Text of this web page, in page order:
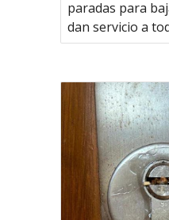
paradas para
dan servicio a